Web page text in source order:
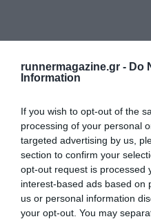
runnermagazine.gr - Do
Information
If you wish to opt-out of the
processing of your personal
targeted advertising by us,
section to confirm your
opt-out request is processed
interest-based ads based on
us or personal information
your opt-out. You may